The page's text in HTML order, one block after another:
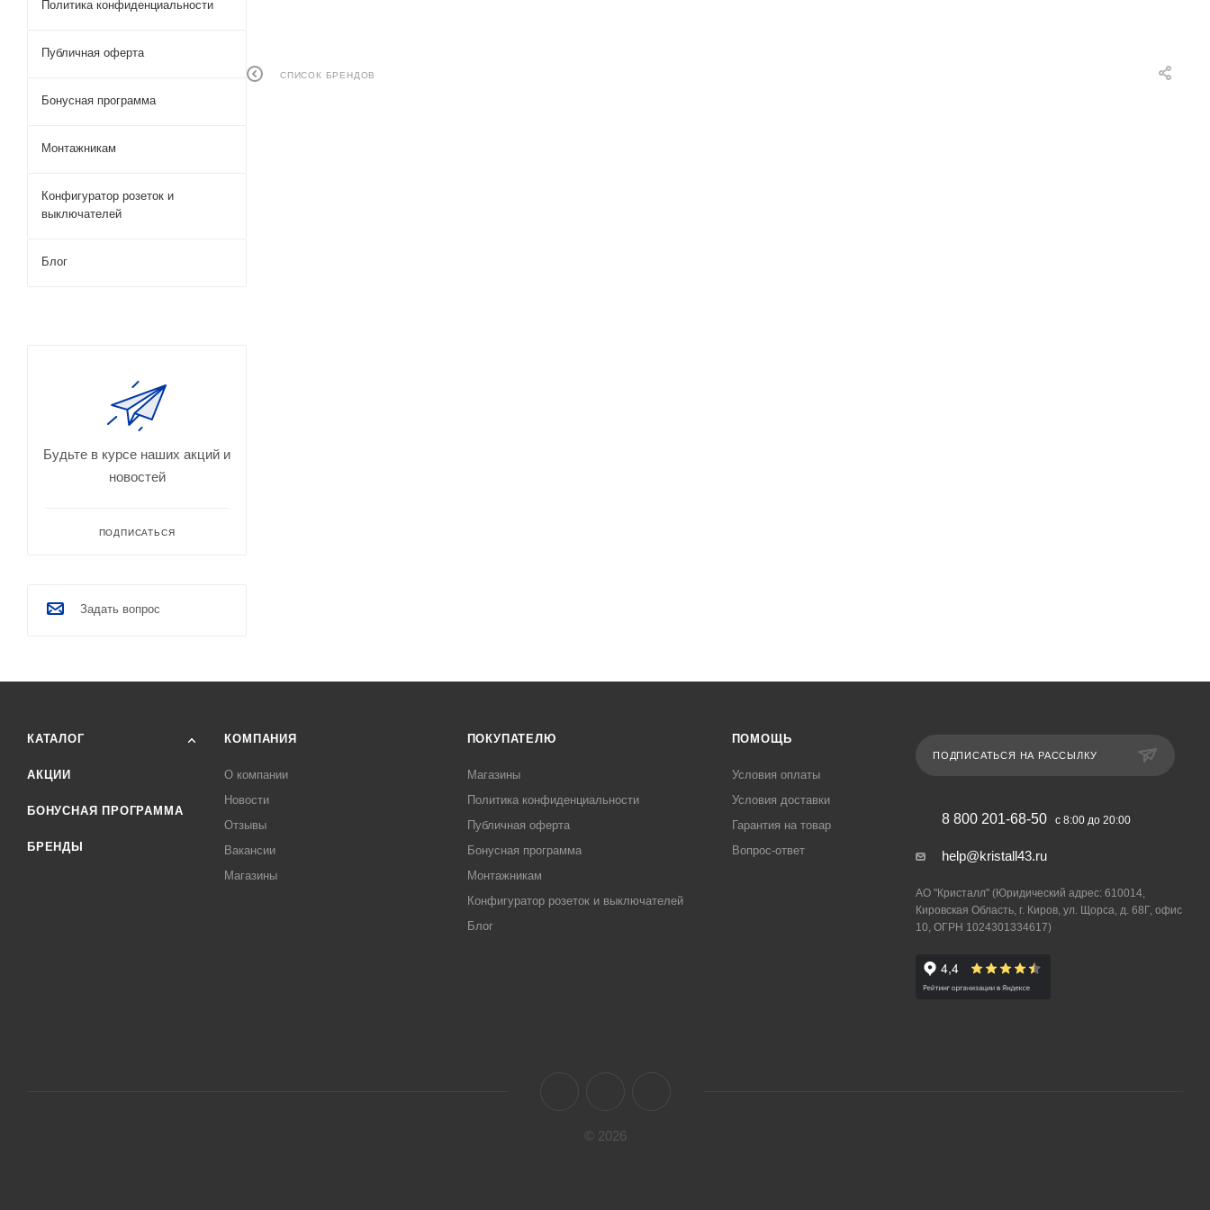
СПИСОК БРЕНДОВ
Политика конфиденциальности
Публичная оферта
Бонусная программа
Монтажникам
Конфигуратор розеток и
выключателей
Блог
Будьте в курсе наших акций и
новостей
ПОДПИСАТЬСЯ
Задать вопрос
КАТАЛОГ
АКЦИИ
БОНУСНАЯ ПРОГРАММА
БРЕНДЫ
КОМПАНИЯ
О компании
Новости
Отзывы
Вакансии
Магазины
ПОКУПАТЕЛЮ
Магазины
Политика конфиденциальности
Публичная оферта
Бонусная программа
Монтажникам
Конфигуратор розеток и выключателей
Блог
ПОМОЩЬ
Условия оплаты
Условия доставки
Гарантия на товар
Вопрос-ответ
ПОДПИСАТЬСЯ НА РАССЫЛКУ
8 800 201-68-50 с 8:00 до 20:00
help@kristall43.ru
АО "Кристалл" (Юридический адрес: 610014,
Кировская Область, г. Киров, ул. Щорса, д. 68Г, офис
10, ОГРН 1024301334617)
© 2026